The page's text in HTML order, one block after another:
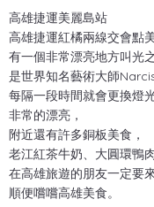
高雄捷運美麗島站
高雄捷運紅橘兩線交會點
有一個非常漂亮地方叫光
是世界知名藝術大師
每隔一段時間就會更換燈
非常的漂亮，
附近還有許多銅板美食，
老江紅茶牛奶、大圓環鴨
在高雄旅遊的朋友一定要
順便嚐嚐高雄美食。